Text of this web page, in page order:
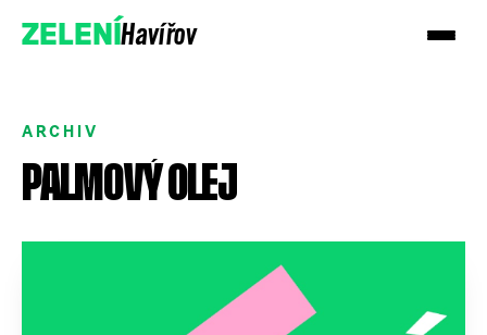
ZELENÍHavířov
ARCHIV
PALMOVÝ OLEJ